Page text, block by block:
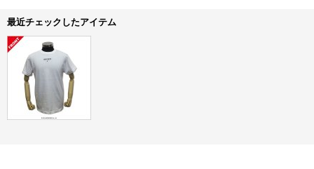
最近チェックしたアイテム